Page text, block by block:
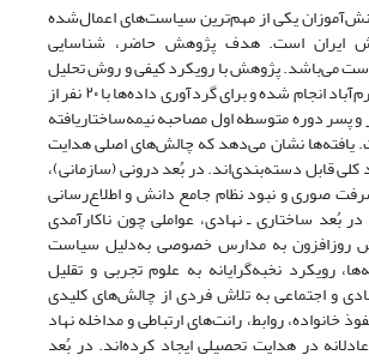
یکی از مهم‌ترین سیاست‌های اعمال‌شده
ایران است. هدف پژوهش حاضر، شناسایی
می‌باشد. پژوهش با رویکرد کیفی و روش تحلیل
مضمون در شهر خرم‌آباد انجام شده و برای گردآوری داده‌ها با ۲۰ نفر از
پسر دوره متوسطه اول مصاحبه نیمه‌ساختاریافته
نشان می‌دهد که چالش‌های اصلی هدایت
قابل دسته‌بندی‌اند. در بُعد درونی (سازمانی)،
صوری و نبود نظام جامع دانش و اطلاع‌رسانی
بُعد ساختاری ـ نهادی، عواملی چون ناکارآمدی
روزافزون به مدارس خصوصی به‌دلیل سیاست
رویکرد نخبه‌گرایانه به علوم تجربی و تقلیل
و اجتماعی به تلاش فردی از چالش‌های کلیدی
خانواده، روابط، رانت‌های ارتباطی و مداخله نهاد
در هدایت تحصیلی ایجاد کرده‌اند. در بُعد